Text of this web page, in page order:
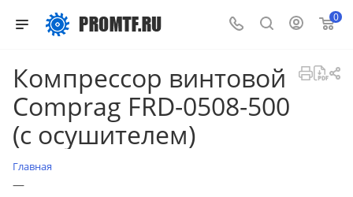
0
Компрессор винтовой
Comprag FRD-0508-500
(с осушителем)
Главная
—